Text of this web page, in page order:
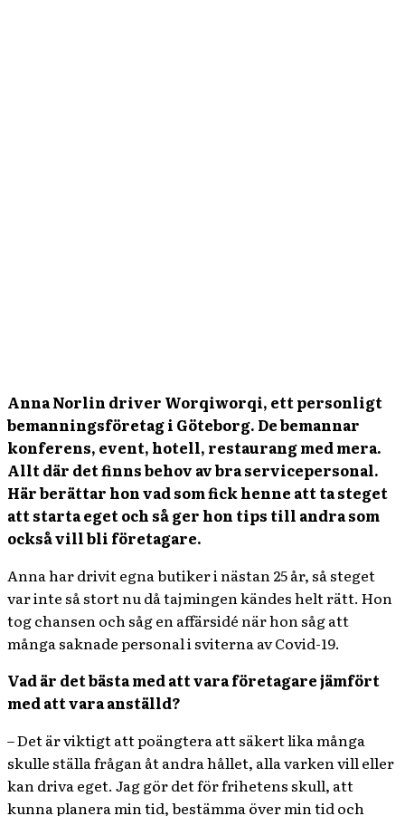
Anna Norlin driver Worqiworqi, ett personligt
bemanningsföretag i Göteborg. De bemannar
konferens, event, hotell, restaurang med mera.
Allt där det finns behov av bra servicepersonal.
Här berättar hon vad som fick henne att ta steget
att starta eget och så ger hon tips till andra som
också vill bli företagare.
Anna har drivit egna butiker i nästan 25 år, så steget
var inte så stort nu då tajmingen kändes helt rätt. Hon
tog chansen och såg en affärsidé när hon såg att
många saknade personal i sviterna av Covid-19.
Vad är det bästa med att vara företagare jämfört
med att vara anställd?
– Det är viktigt att poängtera att säkert lika många
skulle ställa frågan åt andra hållet, alla varken vill eller
kan driva eget. Jag gör det för frihetens skull, att
kunna planera min tid, bestämma över min tid och